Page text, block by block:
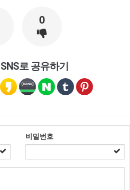
0
로 공유하기
비밀번호